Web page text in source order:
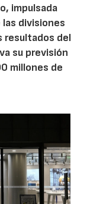
impulsada
divisiones
resultados del
su previsión
millones de